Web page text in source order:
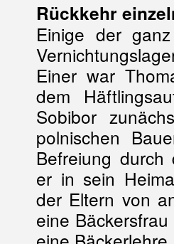
Rückkehr
Einige der
Einer war
dem
Sobibor
polnischen
Befreiung
er in sein
der Eltern von
eine